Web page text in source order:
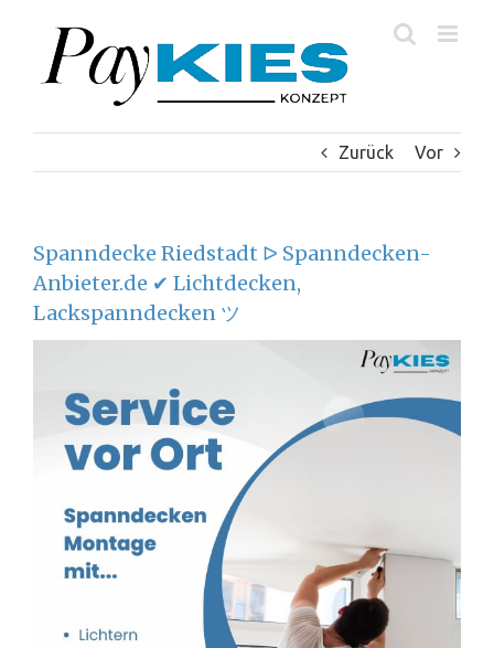
springen
Zurück Vor
Spanndecke Riedstadt ᐅ Spanndecken-
Anbieter.de ✔ Lichtdecken,
Lackspanndecken ツ